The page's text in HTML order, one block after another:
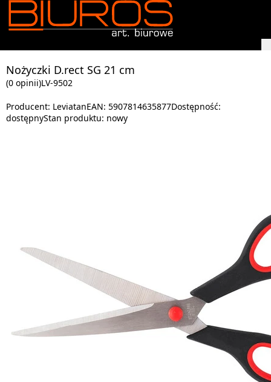
Nożyczki D.rect SG 21 cm
(0 opinii)LV-9502
Producent: LeviatanEAN: 5907814635877Dostępność:
dostępnyStan produktu: nowy